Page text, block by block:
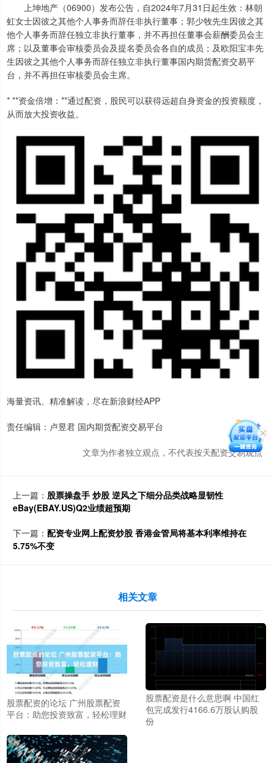
上坤地产（06900）发布公告，自2024年7月31日起生效：林朝
虹女士因彼之其他个人事务而辞任非执行董事；郭少牧先生因彼之其
他个人事务而辞任独立非执行董事，并不再担任董事会薪酬委员会主
席；以及董事会审核委员会及提名委员会各自的成员；及欧阳宝丰先
生因彼之其他个人事务而辞任独立非执行董事国内期货配资交易平
台，并不再担任审核委员会主席。
* **资金倍增：**通过配资，股民可以获得远超自身资金的投资额度，
从而放大投资收益。
海量资讯、精准解读，尽在新浪财经APP
责任编辑：卢昱君 国内期货配资交易平台
文章为作者独立观点，不代表按天配资交易观点
上一篇： 股票操盘手 炒股 逆风之下细分品类战略显韧性
eBay(EBAY.US)Q2业绩超预期
下一篇： 配资专业网上配资炒股 香港金管局将基本利率维持在
5.75%不变
相关文章
股票配资的论坛 广州股票配资
平台：助您投资致富，轻松理财
股票配资是什么意思啊 中国红
包完成发行4166.6万股认购股
份